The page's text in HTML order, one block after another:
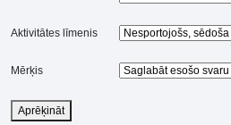
Aktivitātes līmenis
Mērķis
Aprēķināt